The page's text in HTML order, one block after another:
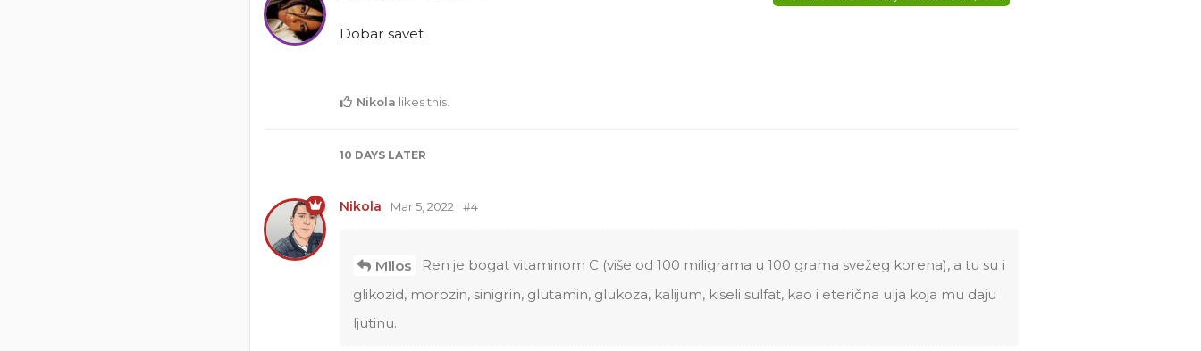
Dobar savet
Nikola likes this
10 DAYS LATER
Nikola Mar 5, 2022 #4
Milos
Ren je bogat vitaminom C (više od 100 miligrama u 100 grama svežeg korena), a tu su i
glikozid, morozin, sinigrin, glutamin, glukoza, kalijum, kiseli sulfat, kao i eterična ulja koja mu daju
ljutinu.